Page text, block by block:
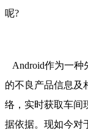
呢?
Android作为一种
的不良产品信息及
络，实时获取车间
据依据。现如今对